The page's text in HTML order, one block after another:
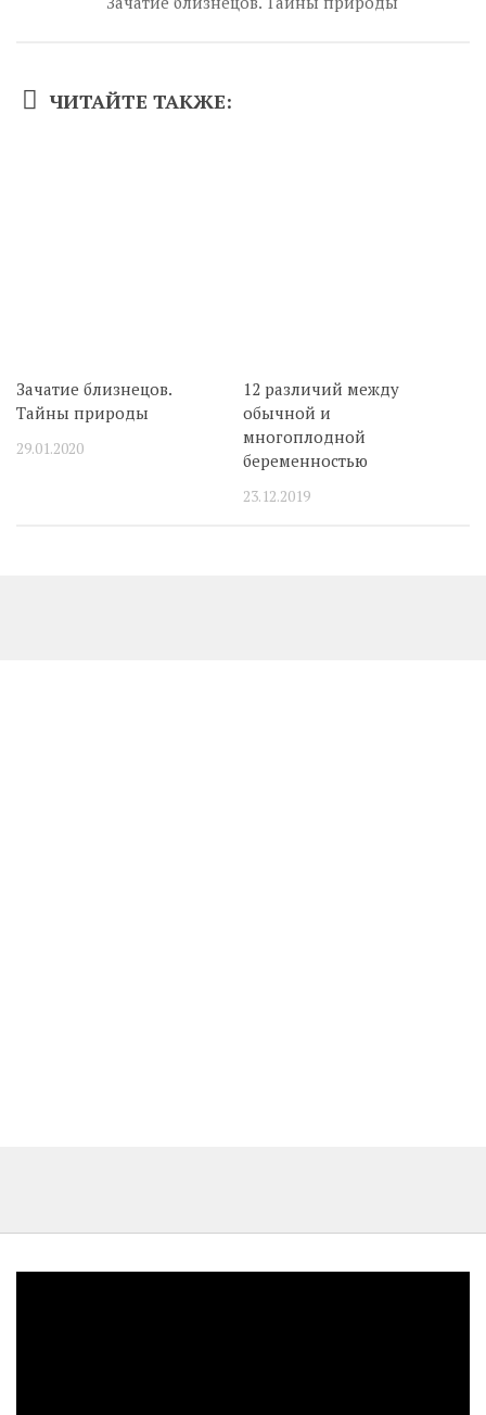
ЧИТАЙТЕ ТАКЖЕ:
Зачатие близнецов.
Тайны природы
29.01.2020
12 различий между
обычной и
многоплодной
беременностью
23.12.2019